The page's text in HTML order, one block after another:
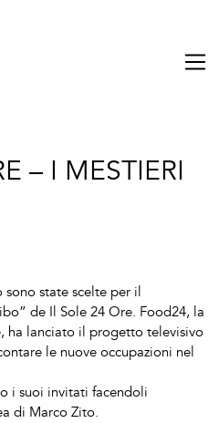
– I MESTIERI
sono state scelte per il
de Il Sole 24 Ore. Food24, la
ha lanciato il progetto televisivo
le nuove occupazioni nel
i suoi invitati facendoli
di Marco Zito.